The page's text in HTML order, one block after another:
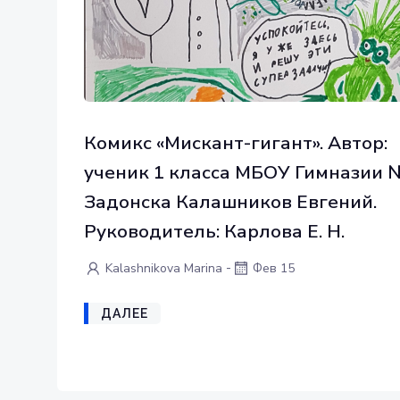
Комикс «Мискант-гигант». Автор:
ученик 1 класса МБОУ Гимназии
Задонска Калашников Евгений.
Руководитель: Карлова Е. Н.
Kalashnikova Marina - Фев 15
ДАЛЕЕ